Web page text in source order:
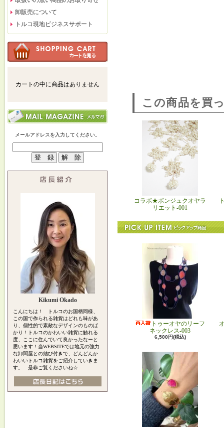
卸販売について
トルコ現地ビジネスサポート
カートの中に商品はありません
メールアドレスを入力してください。
Kikumi Okado
こんにちは！ トルコのお国柄同様、
この国で作られる雑貨はどれも味があ
り、個性的で素敵なデザインのものば
かり！トルコのかわいい雑貨に触れる
度、ここに住んでいて良かったなーと
思います！当WEBSITEでは地元の強力
な卸問屋との結び付きで、どんどんか
わいいトルコ雑貨をご紹介していきま
す。 是非ご覧くださいね☆
この商品を買
コラボ★ボンジュクオヤラ
リエット-001
トゥーオヤのリーフ
ネックレス-003
6,500円(税込)